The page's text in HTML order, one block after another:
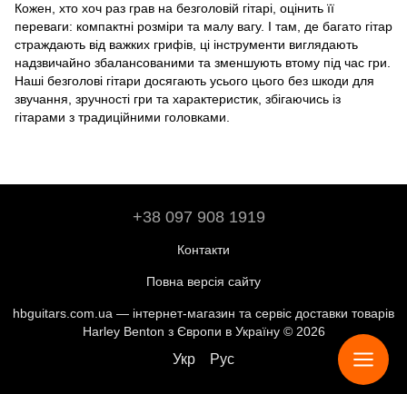
Кожен, хто хоч раз грав на безголовій гітарі, оцінить її
переваги: ​​компактні розміри та малу вагу. І там, де багато гітар
страждають від важких грифів, ці інструменти виглядають
надзвичайно збалансованими та зменшують втому під час гри.
Наші безголові гітари досягають усього цього без шкоди для
звучання, зручності гри та характеристик, збігаючись із
гітарами з традиційними головками.
+38 097 908 1919
Контакти
Повна версія сайту
hbguitars.com.ua — інтернет-магазин та сервіс доставки товарів
Harley Benton з Європи в Україну © 2026
Укр Рус